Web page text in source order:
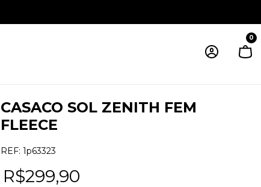
0
CASACO SOL ZENITH FEM
FLEECE
REF: 1p63323
R$299,90